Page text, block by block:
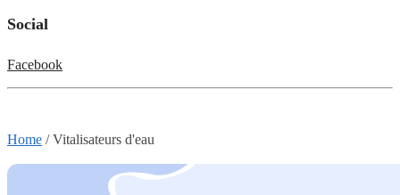
Social
Facebook
Home /Vitalisateurs d'eau